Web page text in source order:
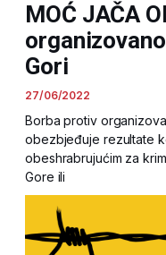
MOĆ JAČA
Gori
27/06/2022
Borba protiv
obezbjeđuje rezultate
obeshrabrujućim za
Gore ili